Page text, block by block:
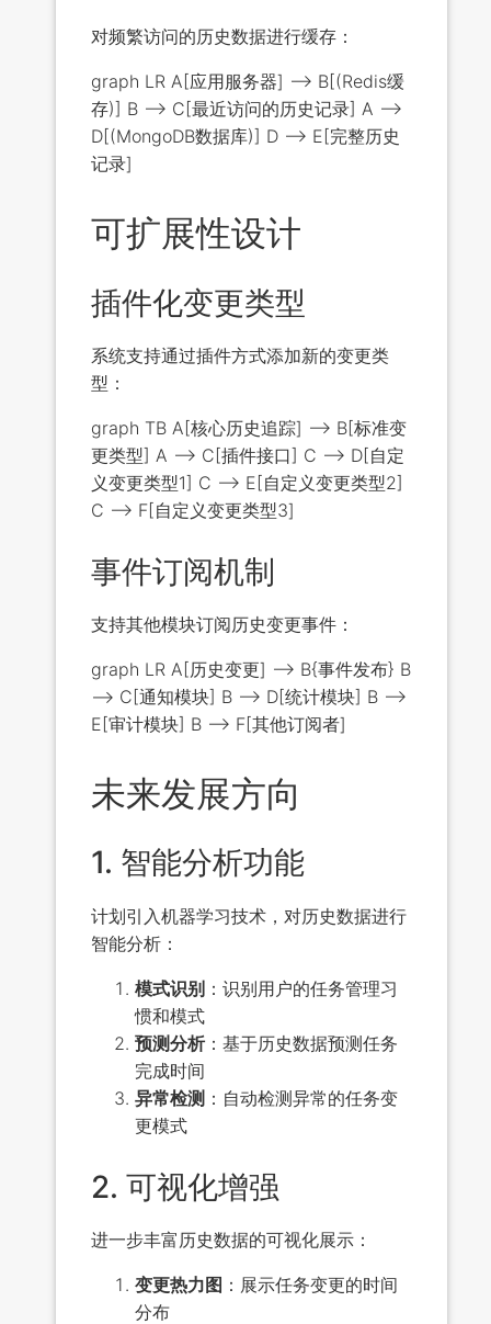
对频繁访问的历史数据进行缓存：
graph LR A[应用服务器] --> B[(Redis缓
存)] B --> C[最近访问的历史记录] A -->
D[(MongoDB数据库)] D --> E[完整历史
记录]
可扩展性设计
插件化变更类型
系统支持通过插件方式添加新的变更类
型：
graph TB A[核心历史追踪] --> B[标准变
更类型] A --> C[插件接口] C --> D[自定
义变更类型1] C --> E[自定义变更类型2]
C --> F[自定义变更类型3]
事件订阅机制
支持其他模块订阅历史变更事件：
graph LR A[历史变更] --> B{事件发布} B
--> C[通知模块] B --> D[统计模块] B -->
E[审计模块] B --> F[其他订阅者]
未来发展方向
1. 智能分析功能
计划引入机器学习技术，对历史数据进行
智能分析：
模式识别 ：识别用户的任务管理习
惯和模式
预测分析：基于历史数据预测任务
完成时间
异常检测 ：自动检测异常的任务变
更模式
2. 可视化增强
进一步丰富历史数据的可视化展示：
变更热力图 ：展示任务变更的时间
分布